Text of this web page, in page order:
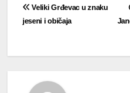
Navigacija
objava
Veliki Grđevac u znaku
jeseni i običaja